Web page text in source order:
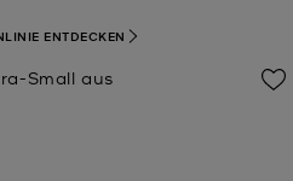
Small aus
ENTDECKEN